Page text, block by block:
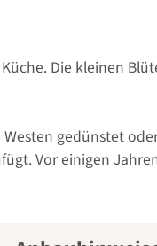
Die kleinen
gedünstet
Vor einigen